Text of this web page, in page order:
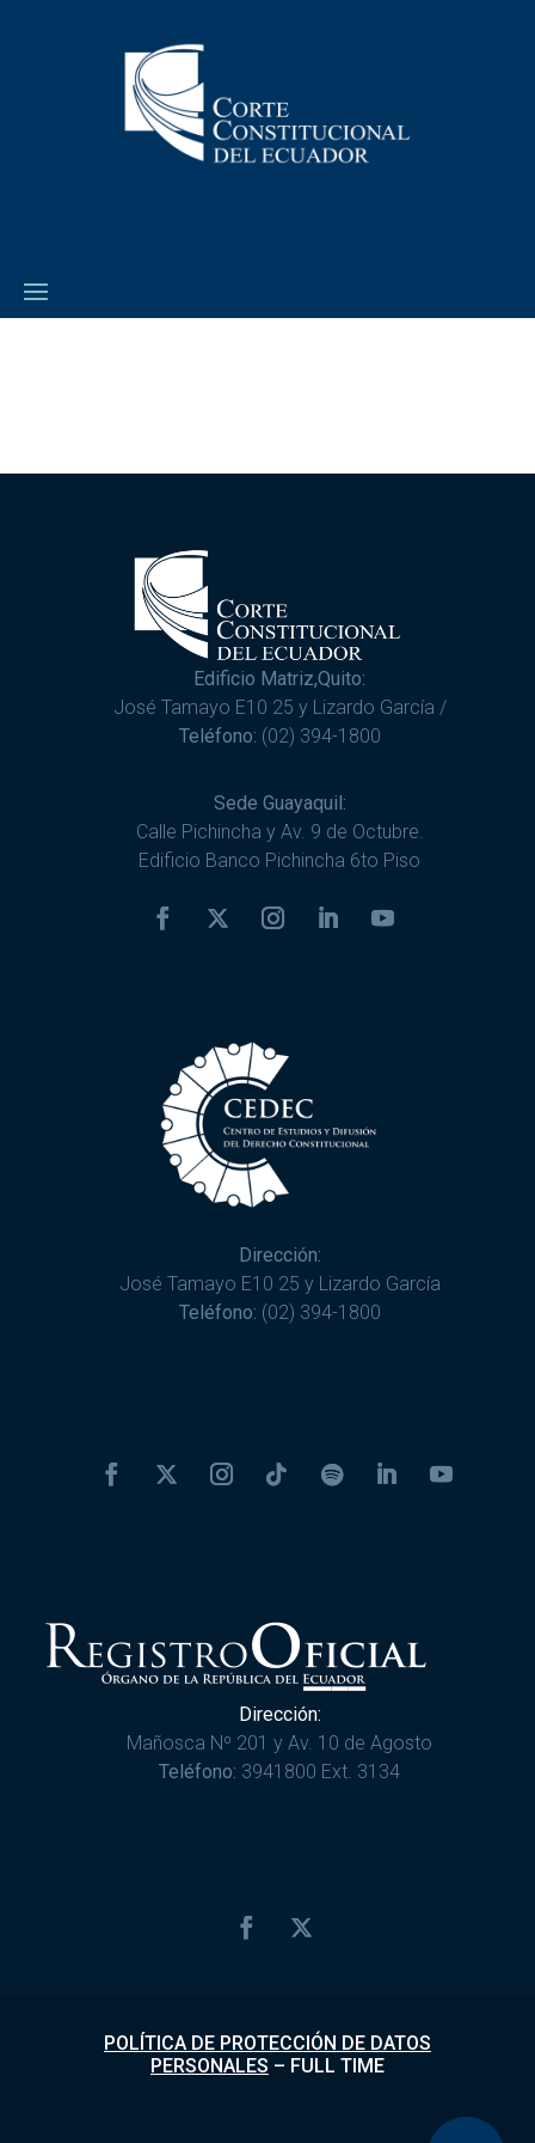
Edificio Matriz,Quito:
José Tamayo E10 25 y Lizardo García /
Teléfono: (02) 394-1800
Sede Guayaquil:
Calle Pichincha y Av. 9 de Octubre.
Edificio Banco Pichincha 6to Piso
Dirección:
José Tamayo E10 25 y Lizardo García
Teléfono: (02) 394-1800
Dirección:
Mañosca Nº 201 y Av. 10 de Agosto
Teléfono: 3941800 Ext. 3134
POLÍTICA DE PROTECCIÓN DE DATOS
PERSONALES – FULL TIME